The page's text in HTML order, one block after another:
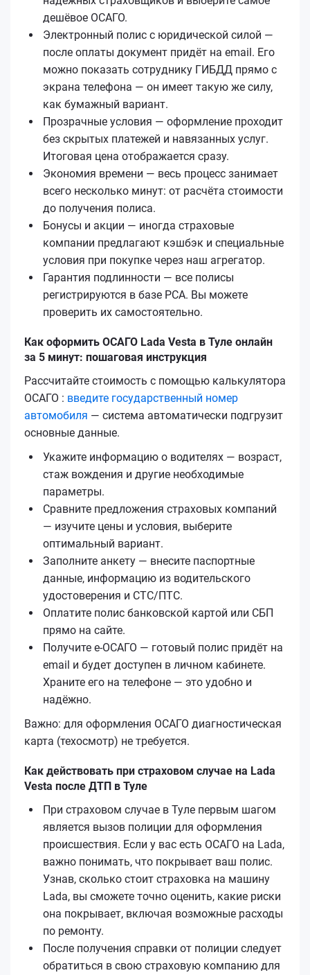
дешёвое ОСАГО.
Электронный полис с юридической силой —
после оплаты документ придёт на email. Его
можно показать сотруднику ГИБДД прямо с
экрана телефона — он имеет такую же силу,
как бумажный вариант.
Прозрачные условия — оформление проходит
без скрытых платежей и навязанных услуг.
Итоговая цена отображается сразу.
Экономия времени — весь процесс занимает
всего несколько минут: от расчёта стоимости
до получения полиса.
Бонусы и акции — иногда страховые
компании предлагают кэшбэк и специальные
условия при покупке через наш агрегатор.
Гарантия подлинности — все полисы
регистрируются в базе РСА. Вы можете
проверить их самостоятельно.
Как оформить ОСАГО Lada Vesta в Туле онлайн
за 5 минут: пошаговая инструкция
Рассчитайте стоимость с помощью калькулятора
ОСАГО : введите государственный номер
автомобиля — система автоматически подгрузит
основные данные.
Укажите информацию о водителях — возраст,
стаж вождения и другие необходимые
параметры.
Сравните предложения страховых компаний
— изучите цены и условия, выберите
оптимальный вариант.
Заполните анкету — внесите паспортные
данные, информацию из водительского
удостоверения и СТС/ПТС.
Оплатите полис банковской картой или СБП
прямо на сайте.
Получите е‑ОСАГО — готовый полис придёт на
email и будет доступен в личном кабинете.
Храните его на телефоне — это удобно и
надёжно.
Важно: для оформления ОСАГО диагностическая
карта (техосмотр) не требуется.
Как действовать при страховом случае на Lada
Vesta после ДТП в Туле
При страховом случае в Туле первым шагом
является вызов полиции для оформления
происшествия. Если у вас есть ОСАГО на Lada,
важно понимать, что покрывает ваш полис.
Узнав, сколько стоит страховка на машину
Lada, вы сможете точно оценить, какие риски
она покрывает, включая возможные расходы
по ремонту.
После получения справки от полиции следует
обратиться в свою страховую компанию для